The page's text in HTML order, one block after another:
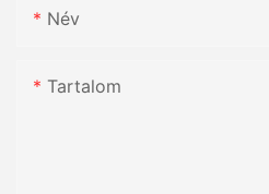
Név
Tartalom